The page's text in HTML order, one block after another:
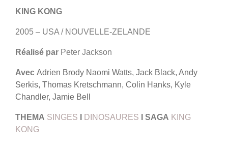
KING KONG
2005 – USA / NOUVELLE-ZELANDE
Réalisé par Peter Jackson
Avec Adrien Brody Naomi Watts, Jack Black, Andy
Serkis, Thomas Kretschmann, Colin Hanks, Kyle
Chandler, Jamie Bell
THEMA SINGES DINOSAURES SAGA KING
KONG